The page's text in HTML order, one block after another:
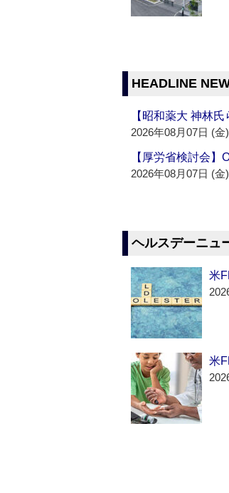
HEADLINE
【昭和薬大 神林
2026年08月07日 (金)
【厚労省検討会
2026年08月07日 (金)
ヘルスデーニュ
米
米